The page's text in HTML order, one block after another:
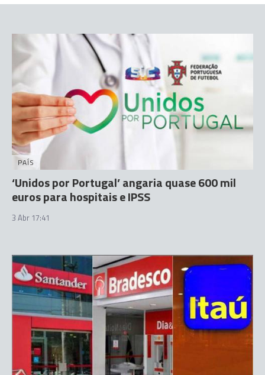
PAÍS
‘Unidos por Portugal’ angaria quase 600 mil
euros para hospitais e IPSS
3 Abr 17:41